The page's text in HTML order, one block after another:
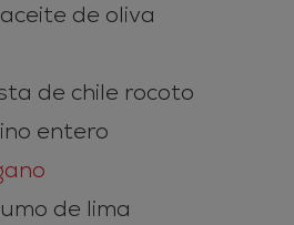
de oliva
de chile rocoto
entero
de lima